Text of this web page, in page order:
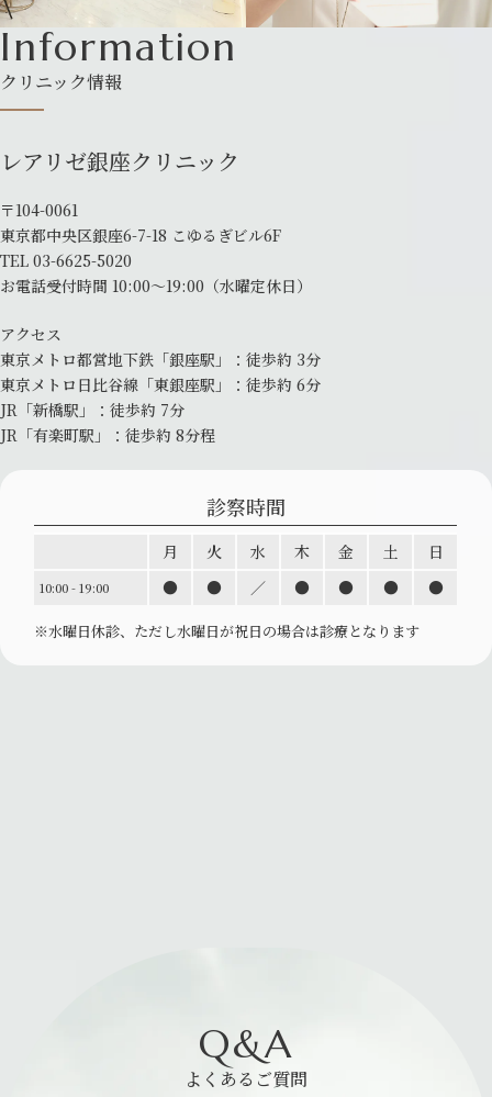
Information
クリニック情報
レアリゼ銀座クリニック
〒104-0061
東京都中央区銀座6-7-18 こゆるぎビル6F
TEL 03-6625-5020
お電話受付時間 10:00～19:00 （水曜定休日）
アクセス
東京メトロ都営地下鉄「銀座駅」： 徒歩約 3分
東京メトロ日比谷線「東銀座駅」： 徒歩約 6分
JR「新橋駅」：徒歩約 7分
JR「有楽町駅」：徒歩約 8分程
診察時間
月 火 水 木 金 土 日
10:00 - 19:00 ● ● ／ ● ● ● ●
※水曜日休診、ただし水曜日が祝日の場合は診療となります
Q&A
よくあるご質問